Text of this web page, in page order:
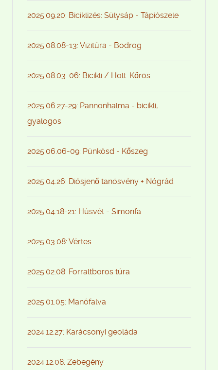
2025.09.20: Biciklizés: Sülysáp - Tápiószele
2025.08.08-13: Vizitúra - Bodrog
2025.08.03-06: Bicikli / Holt-Kőrös
2025.06.27-29: Pannonhalma - bicikli,
gyalogos
2025.06.06-09: Pünkösd - Kőszeg
2025.04.26: Diósjenő tanösvény + Nógrád
2025.04.18-21: Húsvét - Simonfa
2025.03.08: Vértes
2025.02.08: Forraltboros túra
2025.01.05: Manófalva
2024.12.27: Karácsonyi geoláda
2024.12.08: Zebegény